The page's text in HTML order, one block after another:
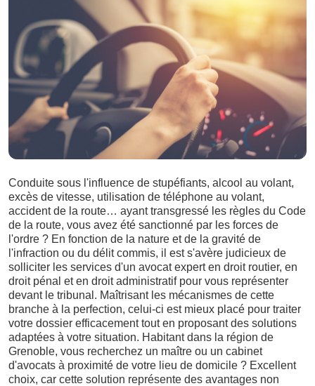
Conduite sous l'influence de stupéfiants, alcool au volant,
excès de vitesse, utilisation de téléphone au volant,
accident de la route… ayant transgressé les règles du Code
de la route, vous avez été sanctionné par les forces de
l'ordre ? En fonction de la nature et de la gravité de
l'infraction ou du délit commis, il est s'avère judicieux de
solliciter les services d'un avocat expert en droit routier, en
droit pénal et en droit administratif pour vous représenter
devant le tribunal. Maîtrisant les mécanismes de cette
branche à la perfection, celui-ci est mieux placé pour traiter
votre dossier efficacement tout en proposant des solutions
adaptées à votre situation. Habitant dans la région de
Grenoble, vous recherchez un maître ou un cabinet
d'avocats à proximité de votre lieu de domicile ? Excellent
choix, car cette solution représente des avantages non